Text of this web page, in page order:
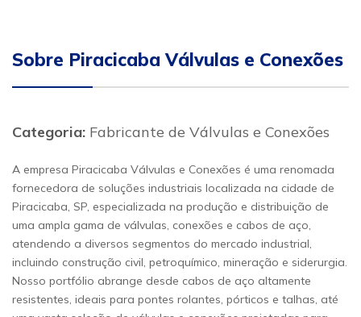
Sobre Piracicaba Válvulas e Conexões
Categoria: Fabricante de Válvulas e Conexões
A empresa Piracicaba Válvulas e Conexões é uma renomada
fornecedora de soluções industriais localizada na cidade de
Piracicaba, SP, especializada na produção e distribuição de
uma ampla gama de válvulas, conexões e cabos de aço,
atendendo a diversos segmentos do mercado industrial,
incluindo construção civil, petroquímico, mineração e siderurgia.
Nosso portfólio abrange desde cabos de aço altamente
resistentes, ideais para pontes rolantes, pórticos e talhas, até